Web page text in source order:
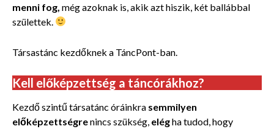
menni fog, még azoknak is, akik azt hiszik, két ballábbal
születtek.
Társastánc kezdőknek a TáncPont-ban.
Kell előképzettség a táncórákhoz?
Kezdő szintű társatánc óráinkra semmilyen
előképzettségrenincs szükség, elégha tudod, hogy